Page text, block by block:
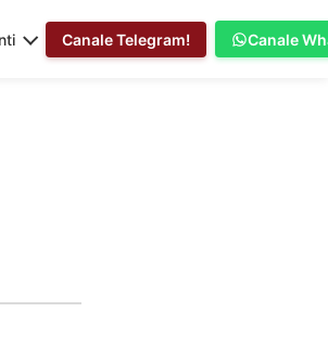
Canale Telegram! Canale